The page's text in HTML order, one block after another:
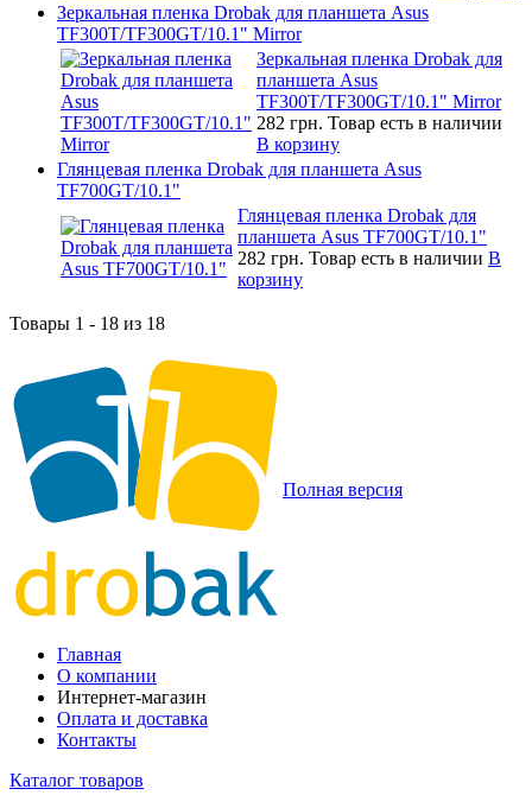
Зеркальная пленка Drobak для планшета Asus
TF300T/TF300GT/10.1" Mirror
Зеркальная пленка Drobak для
планшета Asus
TF300T/TF300GT/10.1" Mirror
282 грн. Товар есть в наличии
В корзину
Глянцевая пленка Drobak для планшета Asus
TF700GT/10.1"
Глянцевая пленка Drobak для
планшета Asus TF700GT/10.1"
282 грн. Товар есть в наличии В
корзину
Товары 1 - 18 из 18
Полная версия
Главная
О компании
Интернет-магазин
Оплата и доставка
Контакты
Каталог товаров